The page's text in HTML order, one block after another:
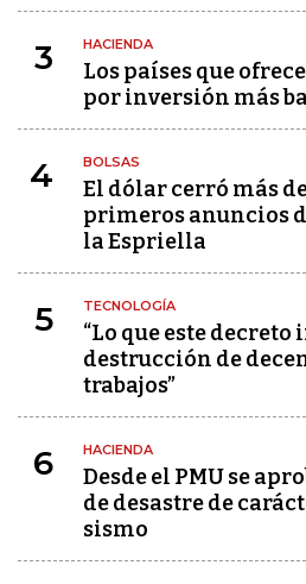
3 HACIENDA
Los países que
por inversión más
4 BOLSAS
El dólar cerró más
primeros anuncios
la Espriella
5 TECNOLOGÍA
“Lo que este
destrucción de
trabajos”
6 HACIENDA
Desde el PMU se
de desastre de
sismo